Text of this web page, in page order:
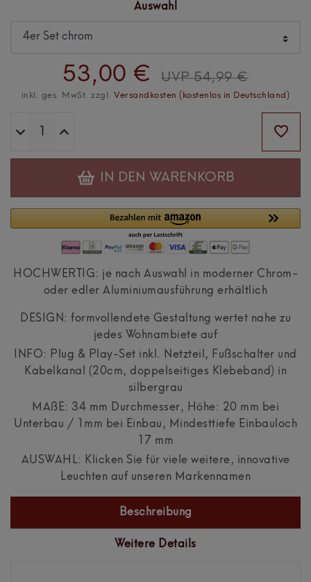
Auswahl
53,00 € UVP 54,99 €
inkl. ges. MwSt. zzgl. Versandkosten (kostenlos in Deutschland)
IN DEN WARENKORB
HOCHWERTIG: je nach Auswahl in moderner Chrom-
oder edler Aluminiumausführung erhältlich
DESIGN: formvollendete Gestaltung wertet nahe zu
jedes Wohnambiete auf
INFO: Plug & Play-Set inkl. Netzteil, Fußschalter und
Kabelkanal (20cm, doppelseitiges Klebeband) in
silbergrau
MAßE: 34 mm Durchmesser, Höhe: 20 mm bei
Unterbau / 1mm bei Einbau, Mindesttiefe Einbauloch
17 mm
AUSWAHL: Klicken Sie für viele weitere, innovative
Leuchten auf unseren Markennamen
Beschreibung
Weitere Details